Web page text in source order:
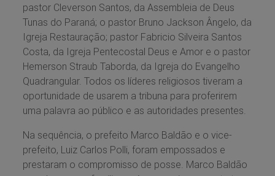
pastor Cleverson Santos, da Assembleia de Deus
Tunas do Paraná; o pastor Bruno Jackson Ângelo, da
Igreja Restauração; pastor Fabricio Silveira Santos
Costa, da Igreja Pentecostal Deus e Amor e o pastor
Hemerson Straub Taborda, da Igreja do Evangelho
Quadrangular. Todos os líderes religiosos tiveram a
oportunidade de usarem a tribuna para proferirem
uma palavra ao público e as autoridades presentes.
Na sequência, o prefeito Marco Baldão e o vice-
prefeito, Luiz Carlos Polli, foram empossados e
prestaram o compromisso de posse. Marco Baldão